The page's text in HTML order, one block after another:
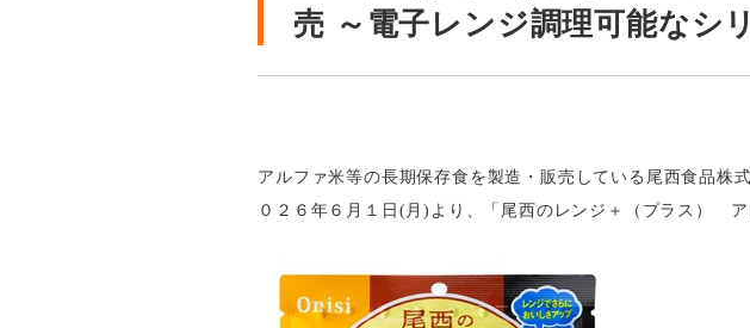
売 ～電子レンジ調理可能なシ
アルファ米等の長期保存食を製造・販売している尾西食品
０２６年６月１日(月)より、「尾西のレンジ＋（プラス） ア